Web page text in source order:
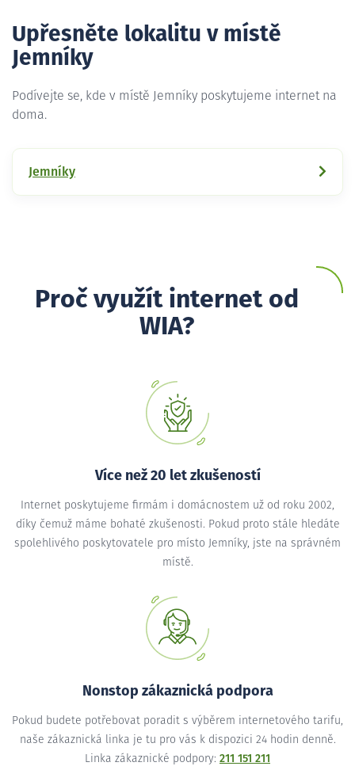
Upřesněte lokalitu v místě
Jemníky
Podívejte se, kde v místě Jemníky poskytujeme internet na
doma.
Jemníky
Proč využít internet od
WIA?
Více než 20 let zkušeností
Internet poskytujeme firmám i domácnostem už od roku 2002,
díky čemuž máme bohaté zkušenosti. Pokud proto stále hledáte
spolehlivého poskytovatele pro místo Jemníky, jste na správném
místě.
Nonstop zákaznická podpora
Pokud budete potřebovat poradit s výběrem internetového tarifu,
naše zákaznická linka je tu pro vás k dispozici 24 hodin denně.
Linka zákaznické podpory: 211 151 211